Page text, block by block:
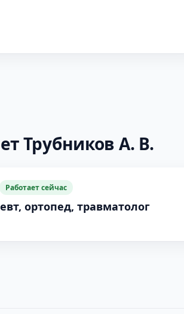
Трубников А. В.
Работает сейчас
ортопед, травматолог